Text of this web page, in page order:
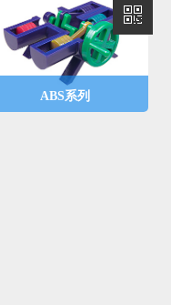
在齿科及医用导板中应
用。
ABS系列